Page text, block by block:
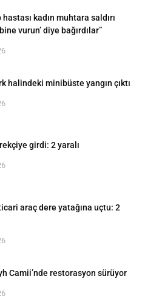
kadın muhtara saldırı
vurun’ diye bağırdılar”
halindeki minibüste yangın çıktı
girdi: 2 yaralı
araç dere yatağına uçtu: 2
Camii’nde restorasyon sürüyor